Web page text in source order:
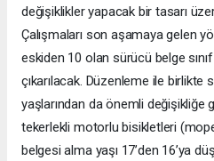
değişiklikler yapacak bir tasarı
Çalışmaları son aşamaya gelen
eskiden 10 olan sürücü belge
çıkarılacak. Düzenleme ile birlikte
yaşlarından da önemli değişikliğe
tekerlekli motorlu bisikletleri
belgesi alma yaşı 17’den 16’ya